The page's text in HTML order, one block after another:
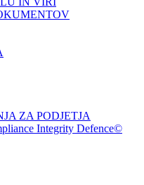
ZA PODJETJA
Integrity Defence©